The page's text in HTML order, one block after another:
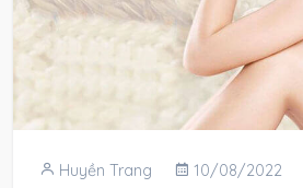
Huyền Trang 10/08/2022